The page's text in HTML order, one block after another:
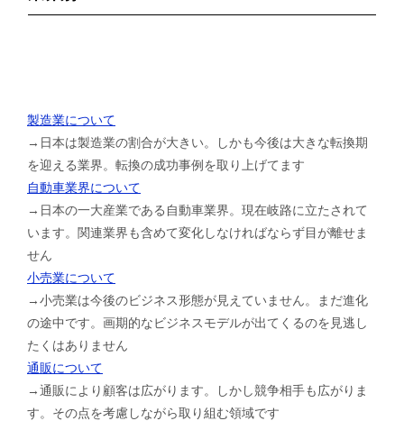
製造業について
→日本は製造業の割合が大きい。しかも今後は大きな転換期
を迎える業界。転換の成功事例を取り上げてます
自動車業界について
→日本の一大産業である自動車業界。現在岐路に立たされて
います。関連業界も含めて変化しなければならず目が離せま
せん
小売業について
→小売業は今後のビジネス形態が見えていません。まだ進化
の途中です。画期的なビジネスモデルが出てくるのを見逃し
たくはありません
通販について
→通販により顧客は広がります。しかし競争相手も広がりま
す。その点を考慮しながら取り組む領域です